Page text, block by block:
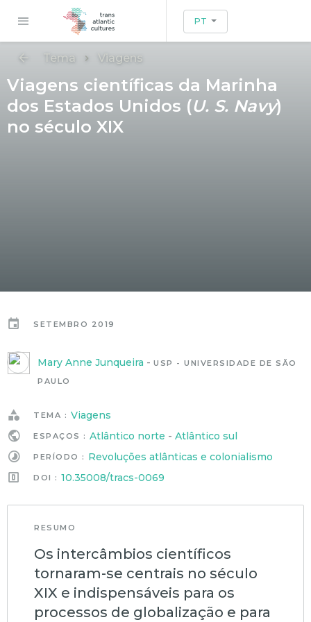
PT
Tema Viagens
Viagens científicas da Marinha
dos Estados Unidos (U. S. Navy)
no século XIX
SETEMBRO 2019
Mary Anne Junqueira - USP - UNIVERSIDADE DE SÃO
PAULO
TEMA : Viagens
ESPAÇOS : Atlântico norte - Atlântico sul
PERÍODO : Revoluções atlânticas e colonialismo
DOI : 10.35008/tracs-0069
RESUMO
Os intercâmbios científicos
tornaram-se centrais no século
XIX e indispensáveis para os
processos de globalização e para